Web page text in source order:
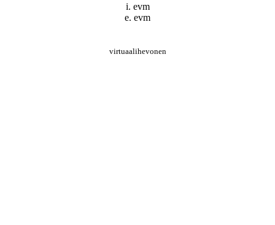
i. evm
e. evm
virtuaalihevonen